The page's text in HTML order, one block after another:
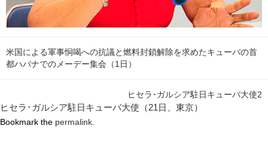
米国による軍事恫喝への抗議と燃料封鎖解除を求めたキューバの首
都ハバナでのメーデー集会（1日）
ヒセラ･ガルシア駐日キューバ大使2
ヒセラ･ガルシア駐日キューバ大使（21日、東京）
Bookmark the permalink.